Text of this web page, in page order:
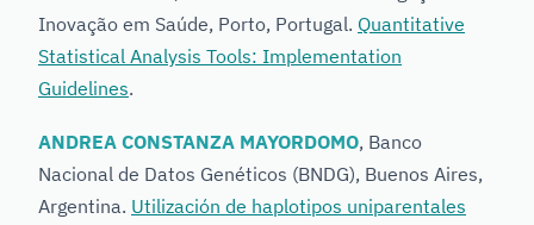
Inovação em Saúde, Porto, Portugal. Quantitative
Statistical Analysis Tools: Implementation
Guidelines.
ANDREA CONSTANZA MAYORDOMO, Banco
Nacional de Datos Genéticos (BNDG), Buenos Aires,
Argentina. Utilización de haplotipos uniparentales